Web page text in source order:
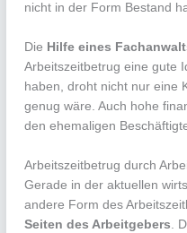
nicht in der Form Bestand
Die Hilfe eines
Arbeitszeitbetrug eine gute
haben, droht nicht nur eine
genug wäre. Auch hohe
den ehemaligen
Arbeitszeitbetrug durch
Gerade in der aktuellen
andere Form des
Seiten des Arbeitgebers.